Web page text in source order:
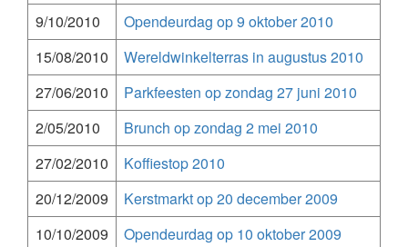
9/10/2010
Opendeurdag op 9 oktober 2010
15/08/2010
Wereldwinkelterras in augustus 2010
27/06/2010
Parkfeesten op zondag 27 juni 2010
2/05/2010
Brunch op zondag 2 mei 2010
27/02/2010
Koffiestop 2010
20/12/2009
Kerstmarkt op 20 december 2009
10/10/2009
Opendeurdag op 10 oktober 2009